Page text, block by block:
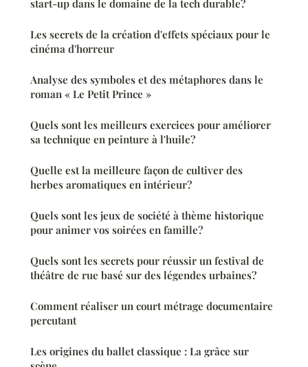
start-up dans le domaine de la tech durable?
Les secrets de la création d'effets spéciaux pour le
cinéma d'horreur
Analyse des symboles et des métaphores dans le
roman « Le Petit Prince »
Quels sont les meilleurs exercices pour améliorer
sa technique en peinture à l'huile?
Quelle est la meilleure façon de cultiver des
herbes aromatiques en intérieur?
Quels sont les jeux de société à thème historique
pour animer vos soirées en famille?
Quels sont les secrets pour réussir un festival de
théâtre de rue basé sur des légendes urbaines?
Comment réaliser un court métrage documentaire
percutant
Les origines du ballet classique : La grâce sur